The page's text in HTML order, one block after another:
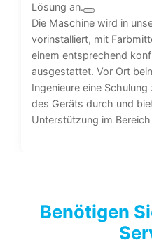
Lösung an.
Die Maschine wird in
vorinstalliert, mit
einem entsprechend
ausgestattet. Vor Ort
Ingenieure eine
des Geräts durch und
Unterstützung im
Benötigen